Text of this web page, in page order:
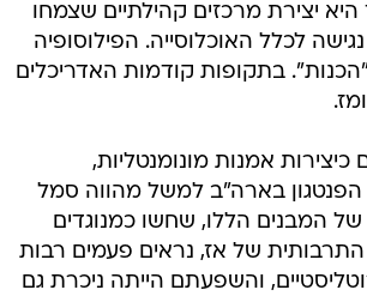
יצירת מרכזים קהילתיים שצמחו
לכלל האוכלוסייה. הפילוסופיה
בתקופות קודמות האדריכלים
אמנות מונומנטליות,
בארה"ב למשל מהווה סמל
המבנים הללו, שחשו כמנוגדים
התרבותית של אז, נראים פעמים רבות
והשפעתם הייתה ניכרת גם